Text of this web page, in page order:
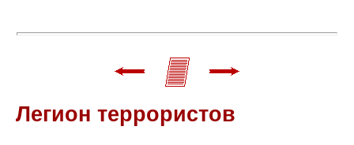
Легион террористов